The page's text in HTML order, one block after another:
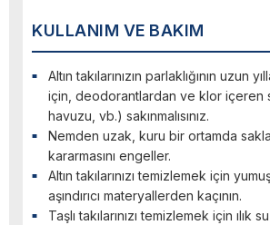
KULLANIM VE BAKIM
Altın takılarınızın parlaklığının uzun
için, deodorantlardan ve klor içeren
havuzu, vb.) sakınmalısınız.
Nemden uzak, kuru bir ortamda
kararmasını engeller.
Altın takılarınızı temizlemek için
aşındırıcı materyallerden kaçının.
Taşlı takılarınızı temizlemek için ılık